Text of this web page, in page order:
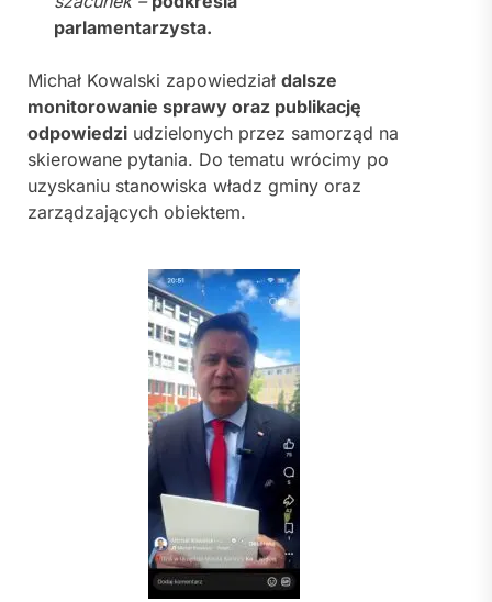
parlamentarzysta.
Michał Kowalski zapowiedział dalsze
monitorowanie sprawy oraz publikację
odpowiedzi udzielonych przez samorząd na
skierowane pytania. Do tematu wrócimy po
uzyskaniu stanowiska władz gminy oraz
zarządzających obiektem.